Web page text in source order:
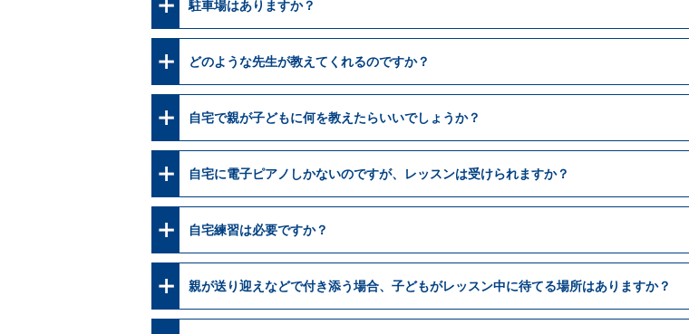
駐車場はありますか？
どのような先生が教えてくれるのですか？
自宅で親が子どもに何を教えたらいいでしょうか？
自宅に電子ピアノしかないのですが、レッスンは受けられますか？
自宅練習は必要ですか？
親が送り迎えなどで付き添う場合、子どもがレッスン中に待てる場所はありますか？